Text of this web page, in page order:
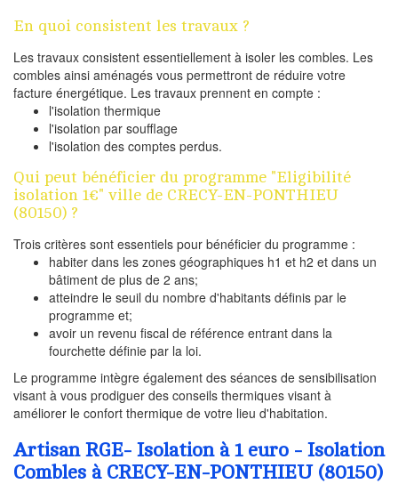
En quoi consistent les travaux ?
Les travaux consistent essentiellement à isoler les combles. Les
combles ainsi aménagés vous permettront de réduire votre
facture énergétique. Les travaux prennent en compte :
l'isolation thermique
l'isolation par soufflage
l'isolation des comptes perdus.
Qui peut bénéficier du programme "Eligibilité
isolation 1€" ville de CRECY-EN-PONTHIEU
(80150) ?
Trois critères sont essentiels pour bénéficier du programme :
habiter dans les zones géographiques h1 et h2 et dans un
bâtiment de plus de 2 ans;
atteindre le seuil du nombre d'habitants définis par le
programme et;
avoir un revenu fiscal de référence entrant dans la
fourchette définie par la loi.
Le programme intègre également des séances de sensibilisation
visant à vous prodiguer des conseils thermiques visant à
améliorer le confort thermique de votre lieu d'habitation.
Artisan RGE- Isolation à 1 euro - Isolation
Combles à CRECY-EN-PONTHIEU (80150)